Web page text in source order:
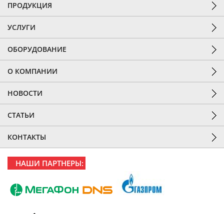
ПРОДУКЦИЯ
УСЛУГИ
ОБОРУДОВАНИЕ
О КОМПАНИИ
НОВОСТИ
СТАТЬИ
КОНТАКТЫ
НАШИ ПАРТНЕРЫ: